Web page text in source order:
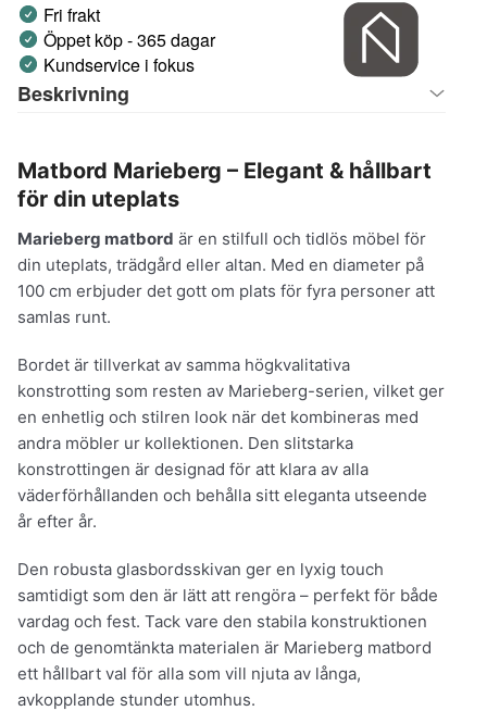
Fri frakt
Öppet köp - 365 dagar
Kundservice i fokus
Beskrivning
Matbord Marieberg – Elegant & hållbart
för din uteplats
Marieberg matbord är en stilfull och tidlös möbel för
din uteplats, trädgård eller altan. Med en diameter på
100 cm erbjuder det gott om plats för fyra personer att
samlas runt.
Bordet är tillverkat av samma högkvalitativa
konstrotting som resten av Marieberg-serien, vilket ger
en enhetlig och stilren look när det kombineras med
andra möbler ur kollektionen. Den slitstarka
konstrottingen är designad för att klara av alla
väderförhållanden och behålla sitt eleganta utseende
år efter år.
Den robusta glasbordsskivan ger en lyxig touch
samtidigt som den är lätt att rengöra – perfekt för både
vardag och fest. Tack vare den stabila konstruktionen
och de genomtänkta materialen är Marieberg matbord
ett hållbart val för alla som vill njuta av långa,
avkopplande stunder utomhus.